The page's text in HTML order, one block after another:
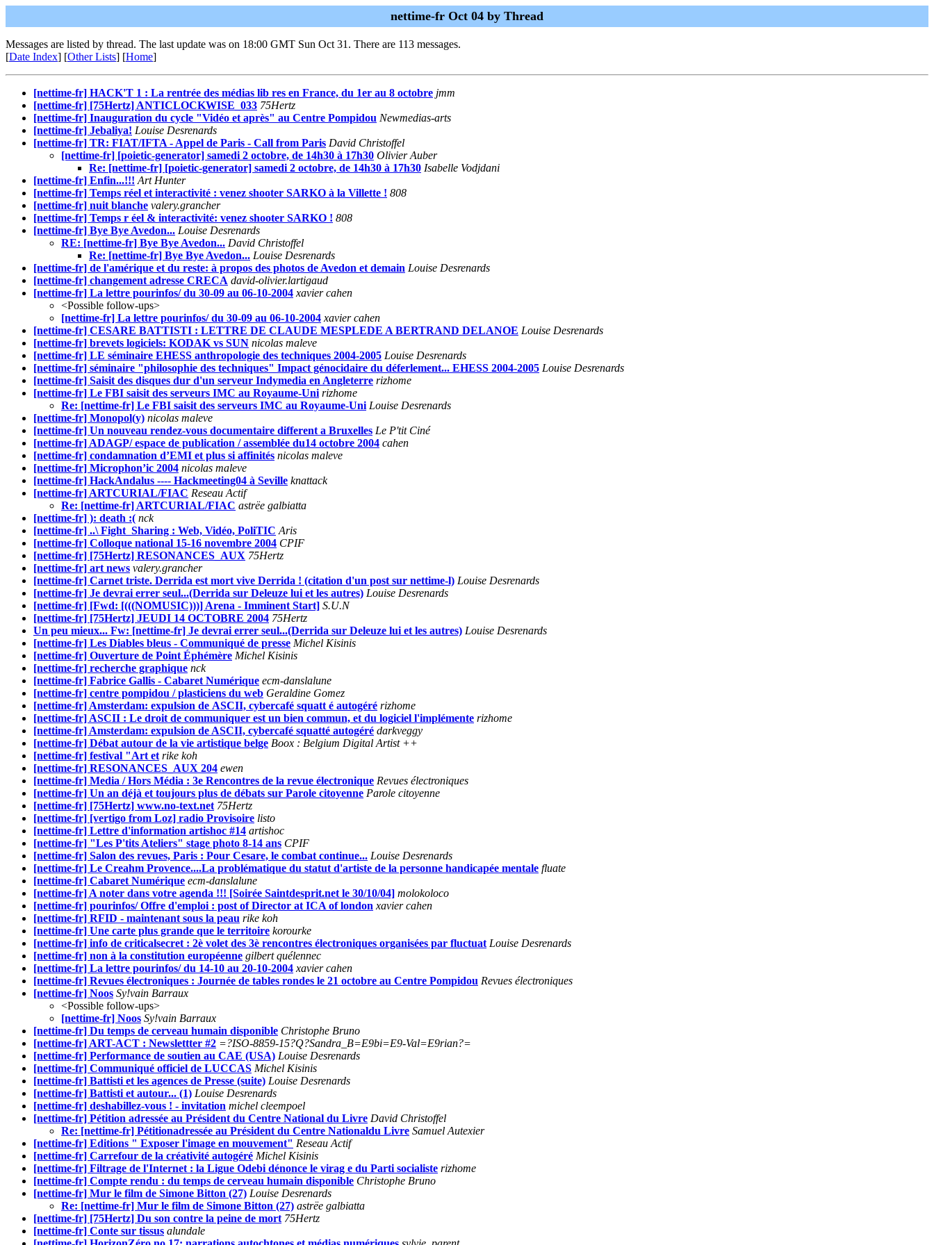
nettime-fr Oct 04 by Thread
Messages are listed by thread. The last update was on 18:00 GMT Sun Oct 31. There are 113 messages.
[Date Index] [Other Lists] [Home]
[nettime-fr] HACK'T 1 : La rentrée des médias lib res en France, du 1er au 8 octobre jmm
[nettime-fr] [75Hertz] ANTICLOCKWISE_033 75Hertz
[nettime-fr] Inauguration du cycle "Vidéo et après" au Centre Pompidou Newmedias-arts
[nettime-fr] Jebaliya! Louise Desrenards
[nettime-fr] TR: FIAT/IFTA - Appel de Paris - Call from Paris David Christoffel
[nettime-fr] [poietic-generator] samedi 2 octobre, de 14h30 à 17h30 Olivier Auber
Re: [nettime-fr] [poietic-generator] samedi 2 octobre, de 14h30 à 17h30 Isabelle Vodjdani
[nettime-fr] Enfin...!!! Art Hunter
[nettime-fr] Temps réel et interactivité : venez shooter SARKO à la Villette ! 808
[nettime-fr] nuit blanche valery.grancher
[nettime-fr] Temps r éel & interactivité: venez shooter SARKO ! 808
[nettime-fr] Bye Bye Avedon... Louise Desrenards
RE: [nettime-fr] Bye Bye Avedon... David Christoffel
Re: [nettime-fr] Bye Bye Avedon... Louise Desrenards
[nettime-fr] de l'amérique et du reste: à propos des photos de Avedon et demain Louise Desrenards
[nettime-fr] changement adresse CRECA david-olivier.lartigaud
[nettime-fr] La lettre pourinfos/ du 30-09 au 06-10-2004 xavier cahen
<Possible follow-ups>
[nettime-fr] La lettre pourinfos/ du 30-09 au 06-10-2004 xavier cahen
[nettime-fr] CESARE BATTISTI : LETTRE DE CLAUDE MESPLEDE A BERTRAND DELANOE Louise Desrenards
[nettime-fr] brevets logiciels: KODAK vs SUN nicolas maleve
[nettime-fr] LE séminaire EHESS anthropologie des techniques 2004-2005 Louise Desrenards
[nettime-fr] séminaire "philosophie des techniques" Impact génocidaire du déferlement... EHESS 2004-2005 Louise Desrenards
[nettime-fr] Saisit des disques dur d'un serveur Indymedia en Angleterre rizhome
[nettime-fr] Le FBI saisit des serveurs IMC au Royaume-Uni rizhome
Re: [nettime-fr] Le FBI saisit des serveurs IMC au Royaume-Uni Louise Desrenards
[nettime-fr] Monopol(y) nicolas maleve
[nettime-fr] Un nouveau rendez-vous documentaire different a Bruxelles Le P'tit Ciné
[nettime-fr] ADAGP/ espace de publication / assemblée du14 octobre 2004 cahen
[nettime-fr] condamnation d’EMI et plus si affinités nicolas maleve
[nettime-fr] Microphon’ic 2004 nicolas maleve
[nettime-fr] HackAndalus ---- Hackmeeting04 à Seville knattack
[nettime-fr] ARTCURIAL/FIAC Reseau Actif
Re: [nettime-fr] ARTCURIAL/FIAC astrëe galbiatta
[nettime-fr] ): death :( nck
[nettime-fr] ..\ Fight_Sharing : Web, Vidéo, PoliTIC Aris
[nettime-fr] Colloque national 15-16 novembre 2004 CPIF
[nettime-fr] [75Hertz] RESONANCES_AUX 75Hertz
[nettime-fr] art news valery.grancher
[nettime-fr] Carnet triste. Derrida est mort vive Derrida ! (citation d'un post sur nettime-l) Louise Desrenards
[nettime-fr] Je devrai errer seul...(Derrida sur Deleuze lui et les autres) Louise Desrenards
[nettime-fr] [Fwd: [(((NOMUSIC)))] Arena - Imminent Start] S.U.N
[nettime-fr] [75Hertz] JEUDI 14 OCTOBRE 2004 75Hertz
Un peu mieux... Fw: [nettime-fr] Je devrai errer seul...(Derrida sur Deleuze lui et les autres) Louise Desrenards
[nettime-fr] Les Diables bleus - Communiqué de presse Michel Kisinis
[nettime-fr] Ouverture de Point Éphémère Michel Kisinis
[nettime-fr] recherche graphique nck
[nettime-fr] Fabrice Gallis - Cabaret Numérique ecm-danslalune
[nettime-fr] centre pompidou / plasticiens du web Geraldine Gomez
[nettime-fr] Amsterdam: expulsion de ASCII, cybercafé squatt é autogéré rizhome
[nettime-fr] ASCII : Le droit de communiquer est un bien commun, et du logiciel l'implémente rizhome
[nettime-fr] Amsterdam: expulsion de ASCII, cybercafé squatté autogéré darkveggy
[nettime-fr] Débat autour de la vie artistique belge Boox : Belgium Digital Artist ++
[nettime-fr] festival "Art et rike koh
[nettime-fr] RESONANCES_AUX 204 ewen
[nettime-fr] Media / Hors Média : 3e Rencontres de la revue électronique Revues électroniques
[nettime-fr] Un an déjà et toujours plus de débats sur Parole citoyenne Parole citoyenne
[nettime-fr] [75Hertz] www.no-text.net 75Hertz
[nettime-fr] [vertigo from Loz] radio Provisoire listo
[nettime-fr] Lettre d'information artishoc #14 artishoc
[nettime-fr] "Les P'tits Ateliers" stage photo 8-14 ans CPIF
[nettime-fr] Salon des revues, Paris : Pour Cesare, le combat continue... Louise Desrenards
[nettime-fr] Le Creahm Provence....La problématique du statut d'artiste de la personne handicapée mentale fluate
[nettime-fr] Cabaret Numérique ecm-danslalune
[nettime-fr] A noter dans votre agenda !!! [Soirée Saintdesprit.net le 30/10/04] molokoloco
[nettime-fr] pourinfos/ Offre d'emploi : post of Director at ICA of london xavier cahen
[nettime-fr] RFID - maintenant sous la peau rike koh
[nettime-fr] Une carte plus grande que le territoire korourke
[nettime-fr] info de criticalsecret : 2è volet des 3è rencontres électroniques organisées par fluctuat Louise Desrenards
[nettime-fr] non à la constitution européenne gilbert quélennec
[nettime-fr] La lettre pourinfos/ du 14-10 au 20-10-2004 xavier cahen
[nettime-fr] Revues électroniques : Journée de tables rondes le 21 octobre au Centre Pompidou Revues électroniques
[nettime-fr] Noos Sy!vain Barraux
<Possible follow-ups>
[nettime-fr] Noos Sy!vain Barraux
[nettime-fr] Du temps de cerveau humain disponible Christophe Bruno
[nettime-fr] ART-ACT : Newslettter #2 =?ISO-8859-15?Q?Sandra_B=E9bi=E9-Val=E9rian?=
[nettime-fr] Performance de soutien au CAE (USA) Louise Desrenards
[nettime-fr] Communiqué officiel de LUCCAS Michel Kisinis
[nettime-fr] Battisti et les agences de Presse (suite) Louise Desrenards
[nettime-fr] Battisti et autour... (1) Louise Desrenards
[nettime-fr] deshabillez-vous ! - invitation michel cleempoel
[nettime-fr] Pétition adressée au Président du Centre National du Livre David Christoffel
Re: [nettime-fr] Pétitionadressée au Président du Centre Nationaldu Livre Samuel Autexier
[nettime-fr] Editions " Exposer l'image en mouvement" Reseau Actif
[nettime-fr] Carrefour de la créativité autogéré Michel Kisinis
[nettime-fr] Filtrage de l'Internet : la Ligue Odebi dénonce le virag e du Parti socialiste rizhome
[nettime-fr] Compte rendu : du temps de cerveau humain disponible Christophe Bruno
[nettime-fr] Mur le film de Simone Bitton (27) Louise Desrenards
Re: [nettime-fr] Mur le film de Simone Bitton (27) astrëe galbiatta
[nettime-fr] [75Hertz] Du son contre la peine de mort 75Hertz
[nettime-fr] Conte sur tissus alundale